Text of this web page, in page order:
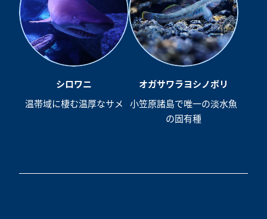
シロワニ
温帯域に棲む温厚なサメ
オガサワラヨシノボリ
小笠原諸島で唯一の淡水魚
の固有種